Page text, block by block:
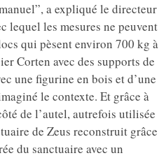
a expliqué le directeur
lequel les mesures ne peuvent
qui pèsent environ 700 kg à
Corten avec des supports de
une figurine en bois et d’une
le contexte. Et grâce à
de l’autel, autrefois utilisée
de Zeus reconstruit grâce
du sanctuaire avec un